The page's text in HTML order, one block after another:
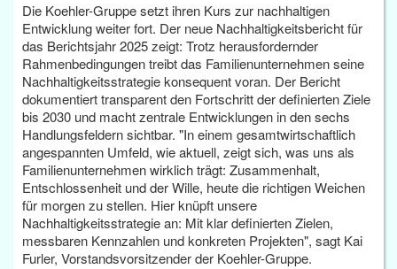
Die Koehler-Gruppe setzt ihren Kurs zur nachhaltigen
Entwicklung weiter fort. Der neue Nachhaltigkeitsbericht für
das Berichtsjahr 2025 zeigt: Trotz herausfordernder
Rahmenbedingungen treibt das Familienunternehmen seine
Nachhaltigkeitsstrategie konsequent voran. Der Bericht
dokumentiert transparent den Fortschritt der definierten Ziele
bis 2030 und macht zentrale Entwicklungen in den sechs
Handlungsfeldern sichtbar. "In einem gesamtwirtschaftlich
angespannten Umfeld, wie aktuell, zeigt sich, was uns als
Familienunternehmen wirklich trägt: Zusammenhalt,
Entschlossenheit und der Wille, heute die richtigen Weichen
für morgen zu stellen. Hier knüpft unsere
Nachhaltigkeitsstrategie an: Mit klar definierten Zielen,
messbaren Kennzahlen und konkreten Projekten", sagt Kai
Furler, Vorstandsvorsitzender der Koehler-Gruppe.